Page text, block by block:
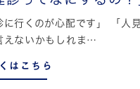
に行くのが心配です」 「人
えないかもしれま…
はこちら